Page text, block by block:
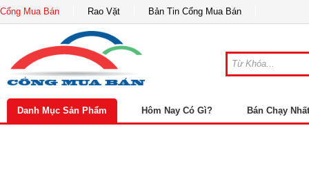
Cổng Mua Bán Rao Vặt Bản Tin Cổng Mua Bán
Danh Mục Sản Phẩm Hôm Nay Có Gì? Bán Chạy Nhất